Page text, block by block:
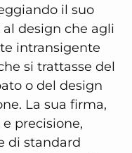
il suo
design che agli
intransigente
si trattasse del
o del design
La sua firma,
precisione,
di standard